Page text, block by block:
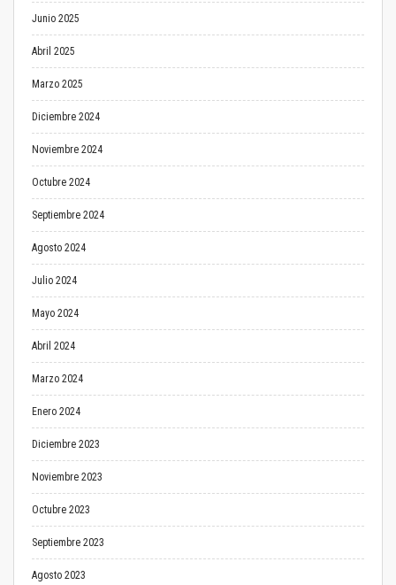
Junio 2025
Abril 2025
Marzo 2025
Diciembre 2024
Noviembre 2024
Octubre 2024
Septiembre 2024
Agosto 2024
Julio 2024
Mayo 2024
Abril 2024
Marzo 2024
Enero 2024
Diciembre 2023
Noviembre 2023
Octubre 2023
Septiembre 2023
Agosto 2023